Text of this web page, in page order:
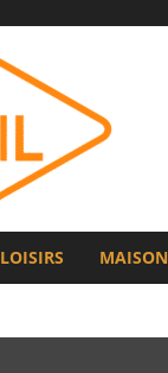
LOISIRS MAISON